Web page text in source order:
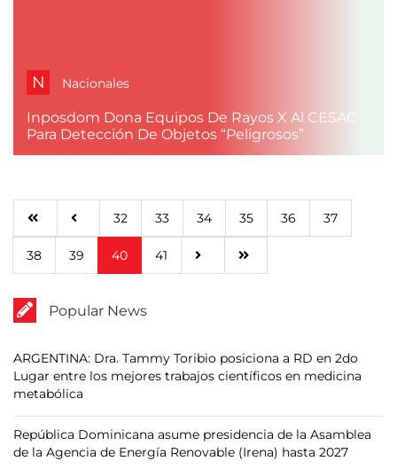
N Nacionales
Inposdom Dona Equipos De Rayos X Al CESAC
Para Detección De Objetos “peligrosos”
32 33 34 35 36 37
38 39 40 41
Popular News
ARGENTINA: Dra. Tammy Toribio posiciona a RD en 2do
Lugar entre los mejores trabajos científicos en medicina
metabólica
República Dominicana asume presidencia de la Asamblea
de la Agencia de Energía Renovable (Irena) hasta 2027